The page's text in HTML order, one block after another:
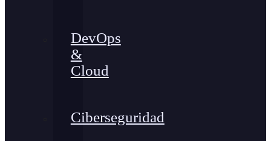
DevOps
&
Cloud
Ciberseguridad